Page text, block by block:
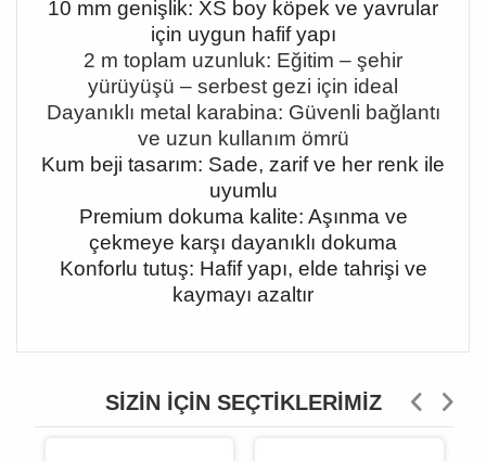
10 mm genişlik: XS boy köpek ve yavrular
için uygun hafif yapı
2 m toplam uzunluk: Eğitim – şehir
yürüyüşü – serbest gezi için ideal
Dayanıklı metal karabina: Güvenli bağlantı
ve uzun kullanım ömrü
Kum beji tasarım: Sade, zarif ve her renk ile
uyumlu
Premium dokuma kalite: Aşınma ve
çekmeye karşı dayanıklı dokuma
Konforlu tutuş: Hafif yapı, elde tahrişi ve
kaymayı azaltır
SIZIN İÇIN SEÇTIKLERIMIZ